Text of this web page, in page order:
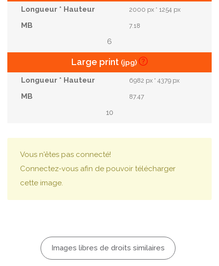
2000 px * 1254 px
7.18
6
Large print (jpg)
6982 px * 4379 px
87.47
10
Vous n'êtes pas connecté!
Connectez-vous afin de pouvoir télécharger
cette image.
Images libres de droits similaires